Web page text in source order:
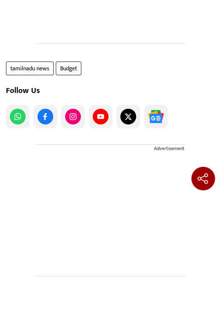
tamilnadu news Budget
Follow Us
Advertisement